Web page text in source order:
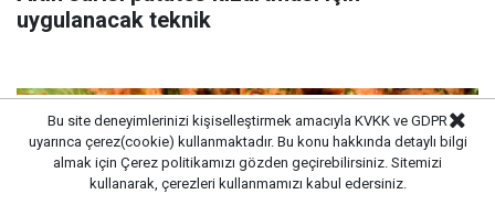
uygulanacak teknik
Bu site deneyimlerinizi kişiselleştirmek amacıyla KVKK ve GDPR
uyarınca çerez(cookie) kullanmaktadır. Bu konu hakkında detaylı bilgi
almak için Çerez politikamızı gözden geçirebilirsiniz. Sitemizi
kullanarak, çerezleri kullanmamızı kabul edersiniz.